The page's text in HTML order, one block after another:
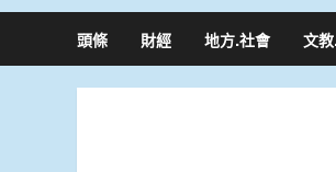
頭條 財經 地方.社會 文